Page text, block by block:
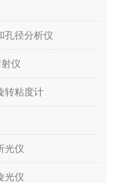
孔径分析仪
仪
转粘度计
光仪
光仪